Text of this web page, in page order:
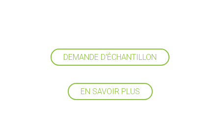
DEMANDE D'ÉCHANTILLON
EN SAVOIR PLUS